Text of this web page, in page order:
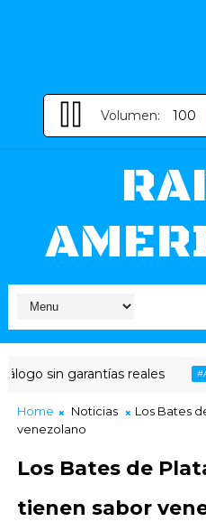
Volumen: 100
sin garantías reales
Home Noticias
Los Bates
venezolano
Los Bates de
tienen sabor